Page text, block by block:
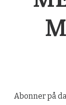
Abonner på